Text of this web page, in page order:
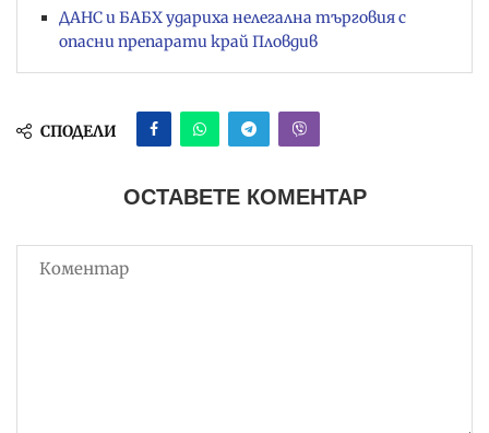
ДАНС и БАБХ удариха нелегална търговия с
опасни препарати край Пловдив
СПОДЕЛИ
ОСТАВЕТЕ КОМЕНТАР